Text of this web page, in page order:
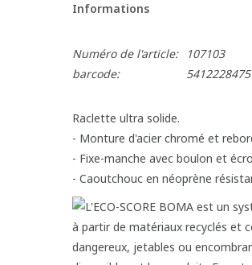
Informations
Numéro de l'article:
107103
barcode:
Raclette ultra solide.
- Monture d'acier chromé et
- Fixe-manche avec boulon et
- Caoutchouc en néoprène